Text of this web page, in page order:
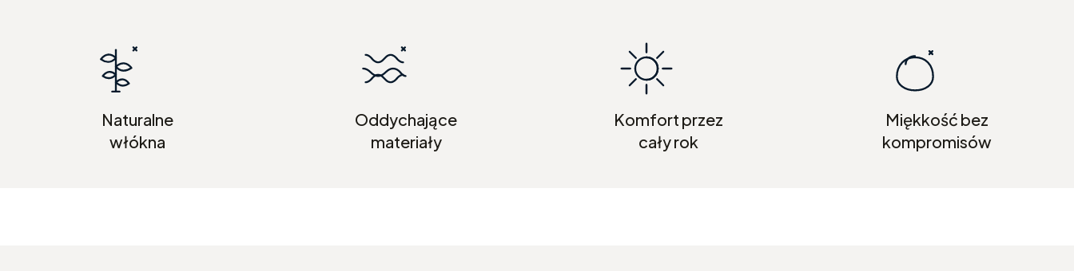
Naturalne
włókna
Oddychające
materiały
Komfort przez
cały rok
Miękkość bez
kompromisów